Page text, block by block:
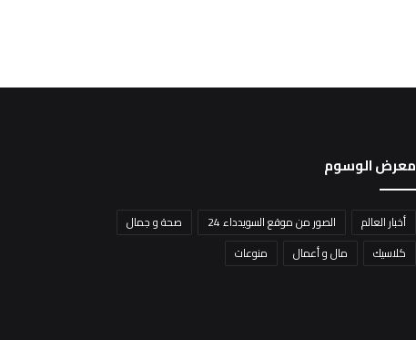
معرض الوسوم
أخبار العالم الصور من موقع السويدداء 24
صحة و جمال
كلاسيك
مال و أعمال منوعات